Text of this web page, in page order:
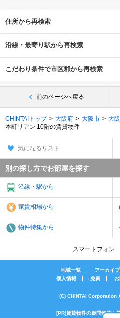
住所から再検索
沿線・最寄り駅から再検索
こだわり条件で市区郡から再検索
前のページへ戻る
CHINTAIトップ 大阪府 大阪市 大
本町リアン 10階の賃貸物件
気になるリスト
別の探し方でお部屋を探す
沿線・駅から
家賃相場から
物件特集から
スマートフォン
地域一覧 アーカイブ
個人情報
免責
(C) CHINTAI
[PR]賃貸物件の疑問解決！